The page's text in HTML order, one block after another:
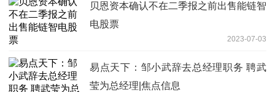
贝恩资本确认不在二季报之前出售能链智
电股票
2023-07-03
易点天下：邹小武辞去总经理职务 聘武
莹为总经理|焦点信息